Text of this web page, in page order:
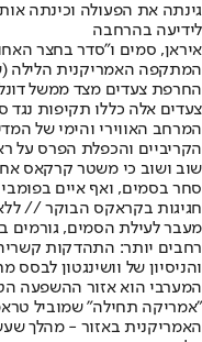
גינתה את הפעולה וכינתה
לידיעה בהרחבה
איראן, סמים ו"סדר בחצר
המתקפה האמריקנית הלילה
החרפת צעדים מצד ממשל
צעדים אלה כללו תקיפות
המרחב האווירי והימי של
שוב ושוב כי משטר קרקאס
סחר בסמים, ואף איים בפומבי
חגיגות בקראקס הבוקר //
מעבר לעילת הסמים, גורמים
רחבים יותר: התהדקות קשריה
והניסיון של וושינגטון
המערבי הוא אזור ההשפעה
"אמריקה תחילה" שמוביל
האמריקנית באזור - מהלך